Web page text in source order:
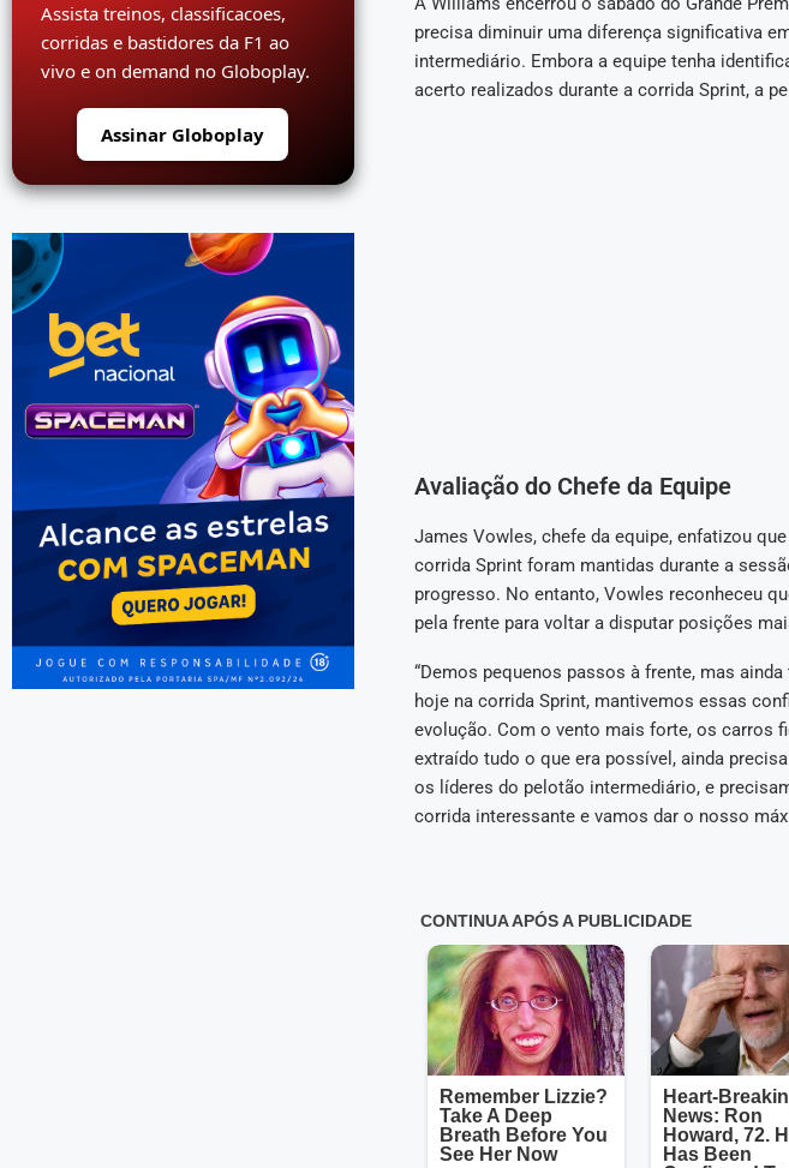
precisa diminuir uma diferença significativa
intermediário. Embora a equipe tenha
acerto realizados durante a corrida Sprint, a
Avaliação do Chefe da Equipe
James Vowles, chefe da equipe, enfatizou
corrida Sprint foram mantidas durante a
progresso. No entanto, Vowles reconheceu
pela frente para voltar a disputar posições
“Demos pequenos passos à frente, mas
hoje na corrida Sprint, mantivemos essas
evolução. Com o vento mais forte, os carros
extraído tudo o que era possível, ainda
os líderes do pelotão intermediário, e
corrida interessante e vamos dar o nosso
Assista treinos, classificacoes,
corridas e bastidores da F1 ao
vivo e on demand no Globoplay.
Assinar Globoplay